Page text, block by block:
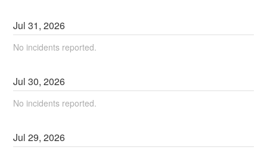
Jul31,2026
No incidents reported.
Jul30,2026
No incidents reported.
Jul29,2026